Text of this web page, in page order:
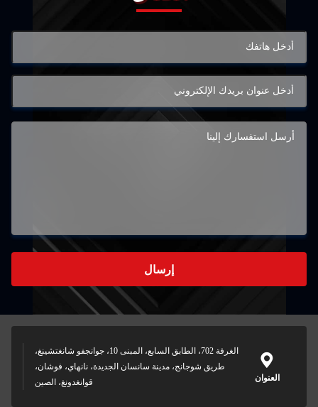
إرسال
العنوان
الغرفة 702، الطابق السابع، المبنى 10، جوانجفو شانغتشينغ،
طريق شوجانج، مدينة سانسان الجديدة، نانهاي، فوشان،
قوانغدونغ، الصين